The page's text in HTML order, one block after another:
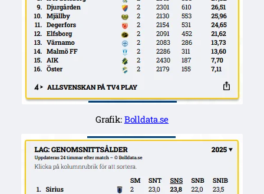
Grafik: Bolldata.se